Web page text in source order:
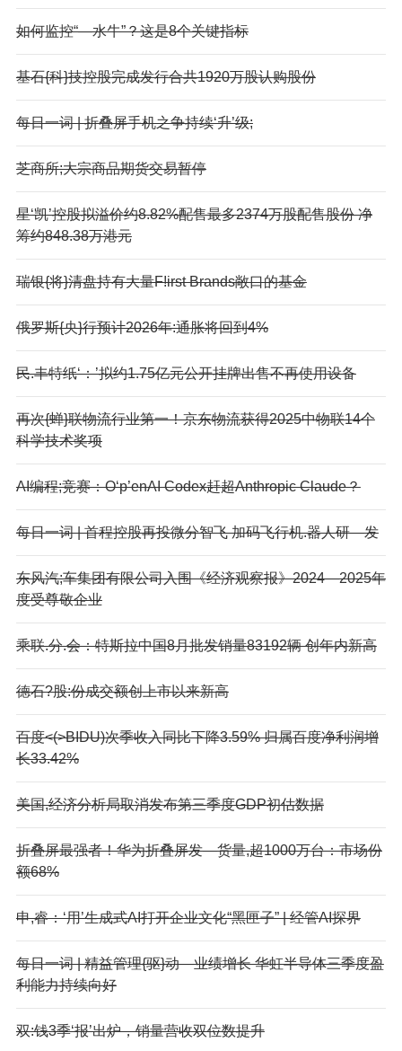
如何监控“—水牛”？这是8个关键指标
基石{科}技控股完成发行合共1920万股认购股份
每日一词 | 折叠屏手机之争持续‘升’级;
芝商所;大宗商品期货交易暂停
星‘凯’控股拟溢价约8.82%配售最多2374万股配售股份 净
筹约848.38万港元
瑞银{将}清盘持有大量F!irst Brands敞口的基金
俄罗斯{央}行预计2026年:通胀将回到4%
民.丰特纸‘：’拟约1.75亿元公开挂牌出售不再使用设备
再次{蝉}联物流行业第一！京东物流获得2025中物联14个
科学技术奖项
AI编程;竞赛：O‘p’enAI Codex赶超Anthropic Claude？
每日一词 | 首程控股再投微分智飞 加码飞行机.器人研—发
东风汽;车集团有限公司入围《经济观察报》2024—2025年
度受尊敬企业
乘联.分.会：特斯拉中国8月批发销量83192辆 创年内新高
德石?股:份成交额创上市以来新高
百度<(>BIDU)次季收入同比下降3.59% 归属百度净利润增
长33.42%
美国,经济分析局取消发布第三季度GDP初估数据
折叠屏最强者！华为折叠屏发—货量,超1000万台：市场份
额68%
申,睿：‘用’生成式AI打开企业文化“黑匣子” | 经管AI探界
每日一词 | 精益管理{驱}动—业绩增长 华虹半导体三季度盈
利能力持续向好
双:钱3季‘报’出炉，销量营收双位数提升